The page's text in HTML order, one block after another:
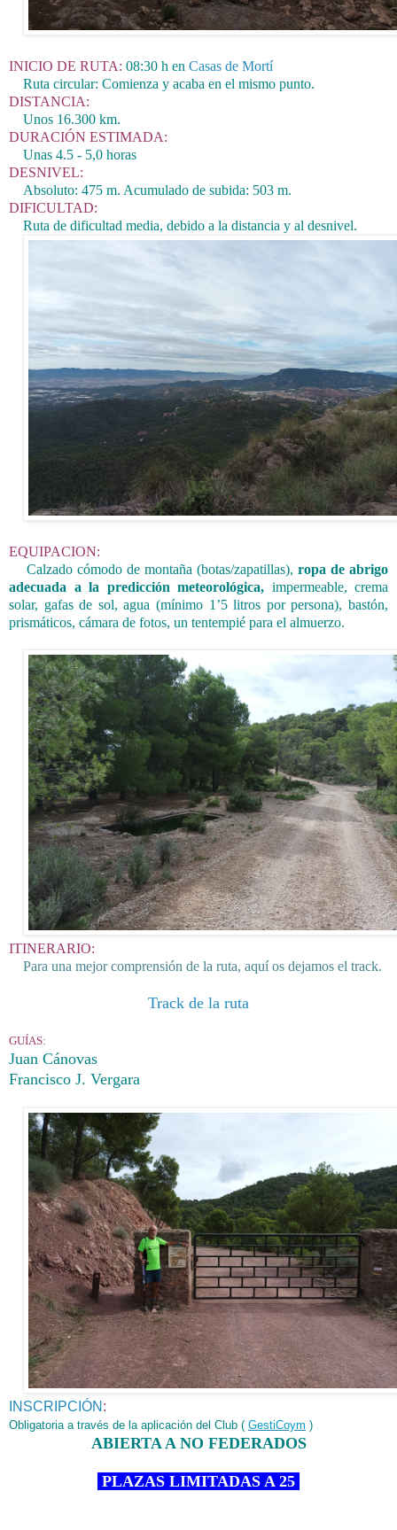
INICIO DE RUTA: 08:30 h en Casas de Mortí
Ruta circular: Comienza y acaba en el mismo punto.
DISTANCIA:
Unos 16.300 km.
DURACIÓN ESTIMADA:
Unas 4.5 - 5,0 horas
DESNIVEL:
Absoluto: 475 m. Acumulado de subida: 503 m.
DIFICULTAD:
Ruta de dificultad media, debido a la distancia y al desnivel.
EQUIPACION:
Calzado cómodo de montaña (botas/zapatillas), ropa de abrigo
adecuada a la predicción meteorológica, impermeable, crema
solar, gafas de sol, agua (mínimo 1’5 litros por persona), bastón,
prismáticos, cámara de fotos, un tentempié para el almuerzo.
ITINERARIO:
Para una mejor comprensión de la ruta, aquí os dejamos el track.
Track de la ruta
GUÍAS:
Juan Cánovas
Francisco J. Vergara
INSCRIPCIÓN :
Obligatoria a través de la aplicación del Club ( GestiCoym )
ABIERTA A NO FEDERADOS
PLAZAS LIMITADAS A 25